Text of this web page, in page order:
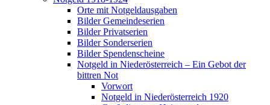
Orte mit Notgeldausgaben
Bilder Gemeindeserien
Bilder Privatserien
Bilder Sonderserien
Bilder Spendenscheine
Notgeld in Niederösterreich – Ein Gebot der
bittren Not
Vorwort
Notgeld in Niederösterreich 1920